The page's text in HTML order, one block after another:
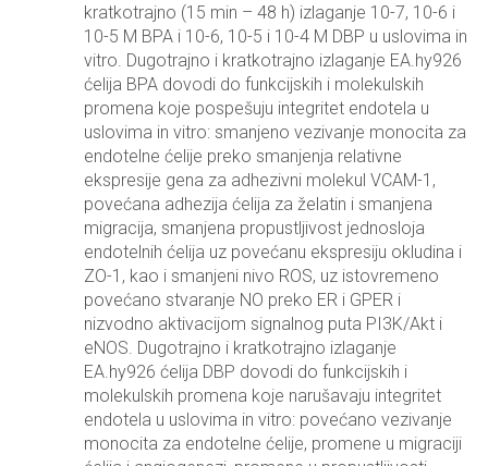
kratkotrajno (15 min – 48 h) izlaganje 10-7, 10-6 i
10-5 M BPA i 10-6, 10-5 i 10-4 M DBP u uslovima in
vitro. Dugotrajno i kratkotrajno izlaganje EA.hy926
ćelija BPA dovodi do funkcijskih i molekulskih
promena koje pospešuju integritet endotela u
uslovima in vitro: smanjeno vezivanje monocita za
endotelne ćelije preko smanjenja relativne
ekspresije gena za adhezivni molekul VCAM-1,
povećana adhezija ćelija za želatin i smanjena
migracija, smanjena propustljivost jednosloja
endotelnih ćelija uz povećanu ekspresiju okludina i
ZO-1, kao i smanjeni nivo ROS, uz istovremeno
povećano stvaranje NO preko ER i GPER i
nizvodno aktivacijom signalnog puta PI3K/Akt i
eNOS. Dugotrajno i kratkotrajno izlaganje
EA.hy926 ćelija DBP dovodi do funkcijskih i
molekulskih promena koje narušavaju integritet
endotela u uslovima in vitro: povećano vezivanje
monocita za endotelne ćelije, promene u migraciji